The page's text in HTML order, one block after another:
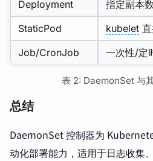
Deployment
指定副本
StaticPod
kubelet
Job/CronJob
一次性/定
表 2: DaemonSet 与
总结
DaemonSet 控制器为
动化部署能力，适用于日志收集